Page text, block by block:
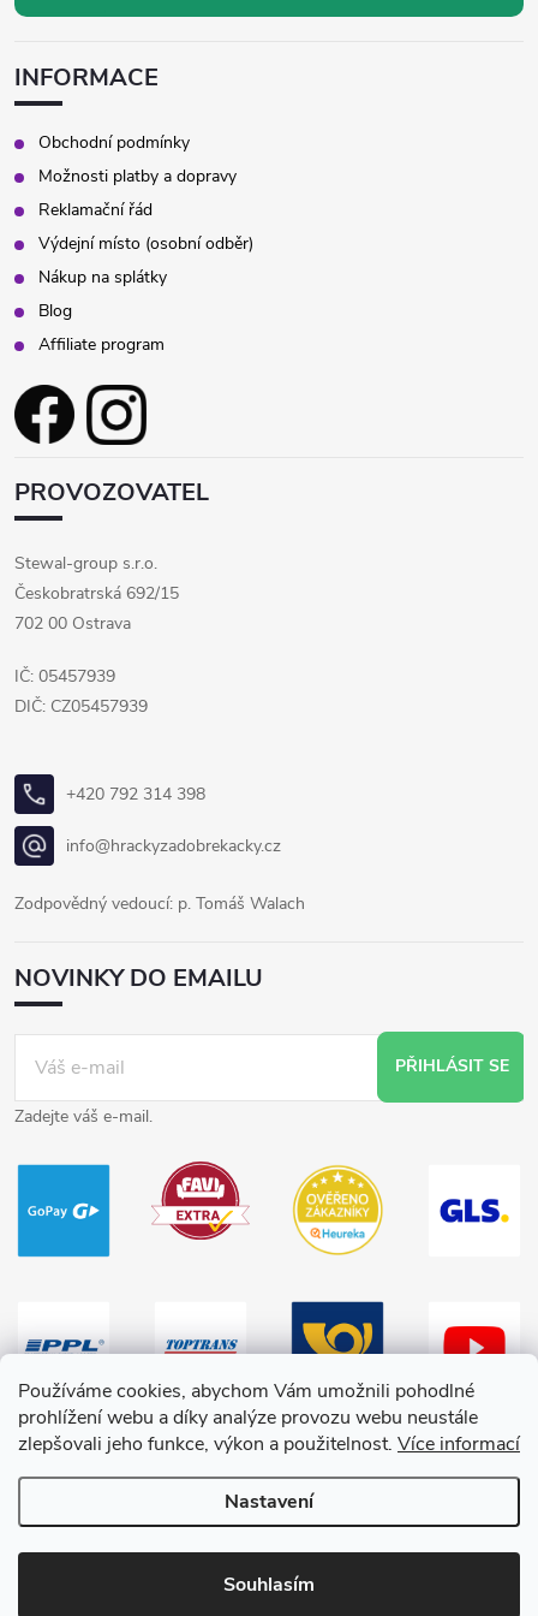
Používáme cookies, abychom Vám umožnili pohodlné
prohlížení webu a díky analýze provozu webu neustále
zlepšovali jeho funkce, výkon a použitelnost. Více informací
Nastavení
Souhlasím
INFORMACE
Obchodní podmínky
Možnosti platby a dopravy
Reklamační řád
Výdejní místo (osobní odběr)
Nákup na splátky
Blog
Affiliate program
PROVOZOVATEL
Stewal-group s.r.o.
Českobratrská 692/15
702 00 Ostrava
IČ: 05457939
DIČ: CZ05457939
+420 792 314 398
info@hrackyzadobrekacky.cz
Zodpovědný vedoucí: p. Tomáš Walach
NOVINKY DO EMAILU
PŘIHLÁSIT SE
Zadejte váš e-mail.
Vytvořil Shoptet